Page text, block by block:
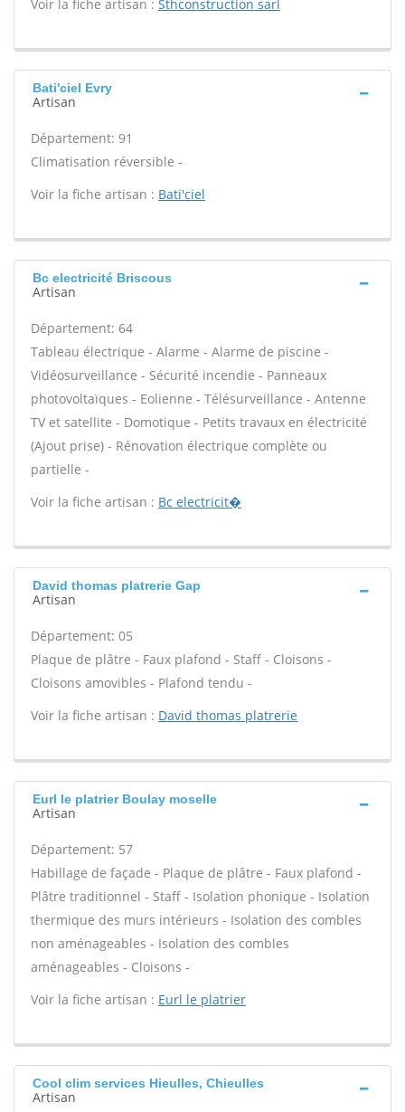
Voir la fiche artisan : Sthconstruction sarl
Bati'ciel Evry
Artisan
Département: 91
Climatisation réversible -
Voir la fiche artisan : Bati'ciel
Bc electricité Briscous
Artisan
Département: 64
Tableau électrique - Alarme - Alarme de piscine -
Vidéosurveillance - Sécurité incendie - Panneaux
photovoltaïques - Eolienne - Télésurveillance - Antenne
TV et satellite - Domotique - Petits travaux en électricité
(Ajout prise) - Rénovation électrique complète ou
partielle -
Voir la fiche artisan : Bc electricit�
David thomas platrerie Gap
Artisan
Département: 05
Plaque de plâtre - Faux plafond - Staff - Cloisons -
Cloisons amovibles - Plafond tendu -
Voir la fiche artisan : David thomas platrerie
Eurl le platrier Boulay moselle
Artisan
Département: 57
Habillage de façade - Plaque de plâtre - Faux plafond -
Plâtre traditionnel - Staff - Isolation phonique - Isolation
thermique des murs intérieurs - Isolation des combles
non aménageables - Isolation des combles
aménageables - Cloisons -
Voir la fiche artisan : Eurl le platrier
Cool clim services Hieulles, Chieulles
Artisan